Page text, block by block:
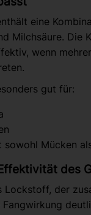
eine
Milchsäure. Die
wenn
gut für:
sowohl Mücken
des
Lockstoff, der